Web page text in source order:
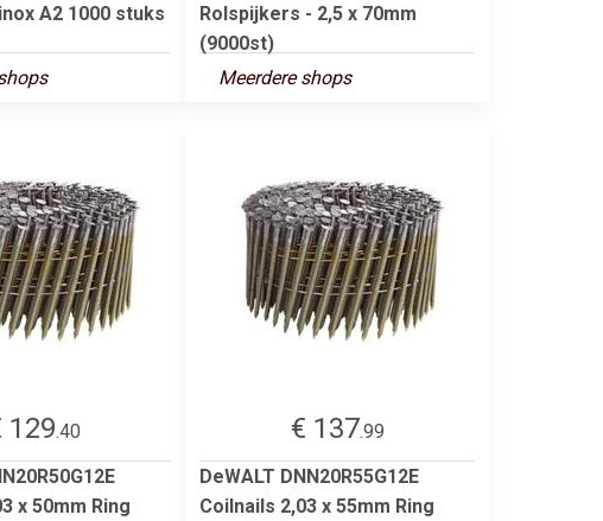
A2 1000 stuks
Rolspijkers - 2,5 x 70mm
(9000st)
Meerdere shops
129.40
x 50mm Ring
€ 137.99
DeWALT DNN20R55G12E
Coilnails 2,03 x 55mm Ring